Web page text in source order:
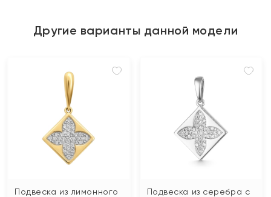
Другие варианты данной модели
Подвеска из лимонного
Подвеска из серебра с